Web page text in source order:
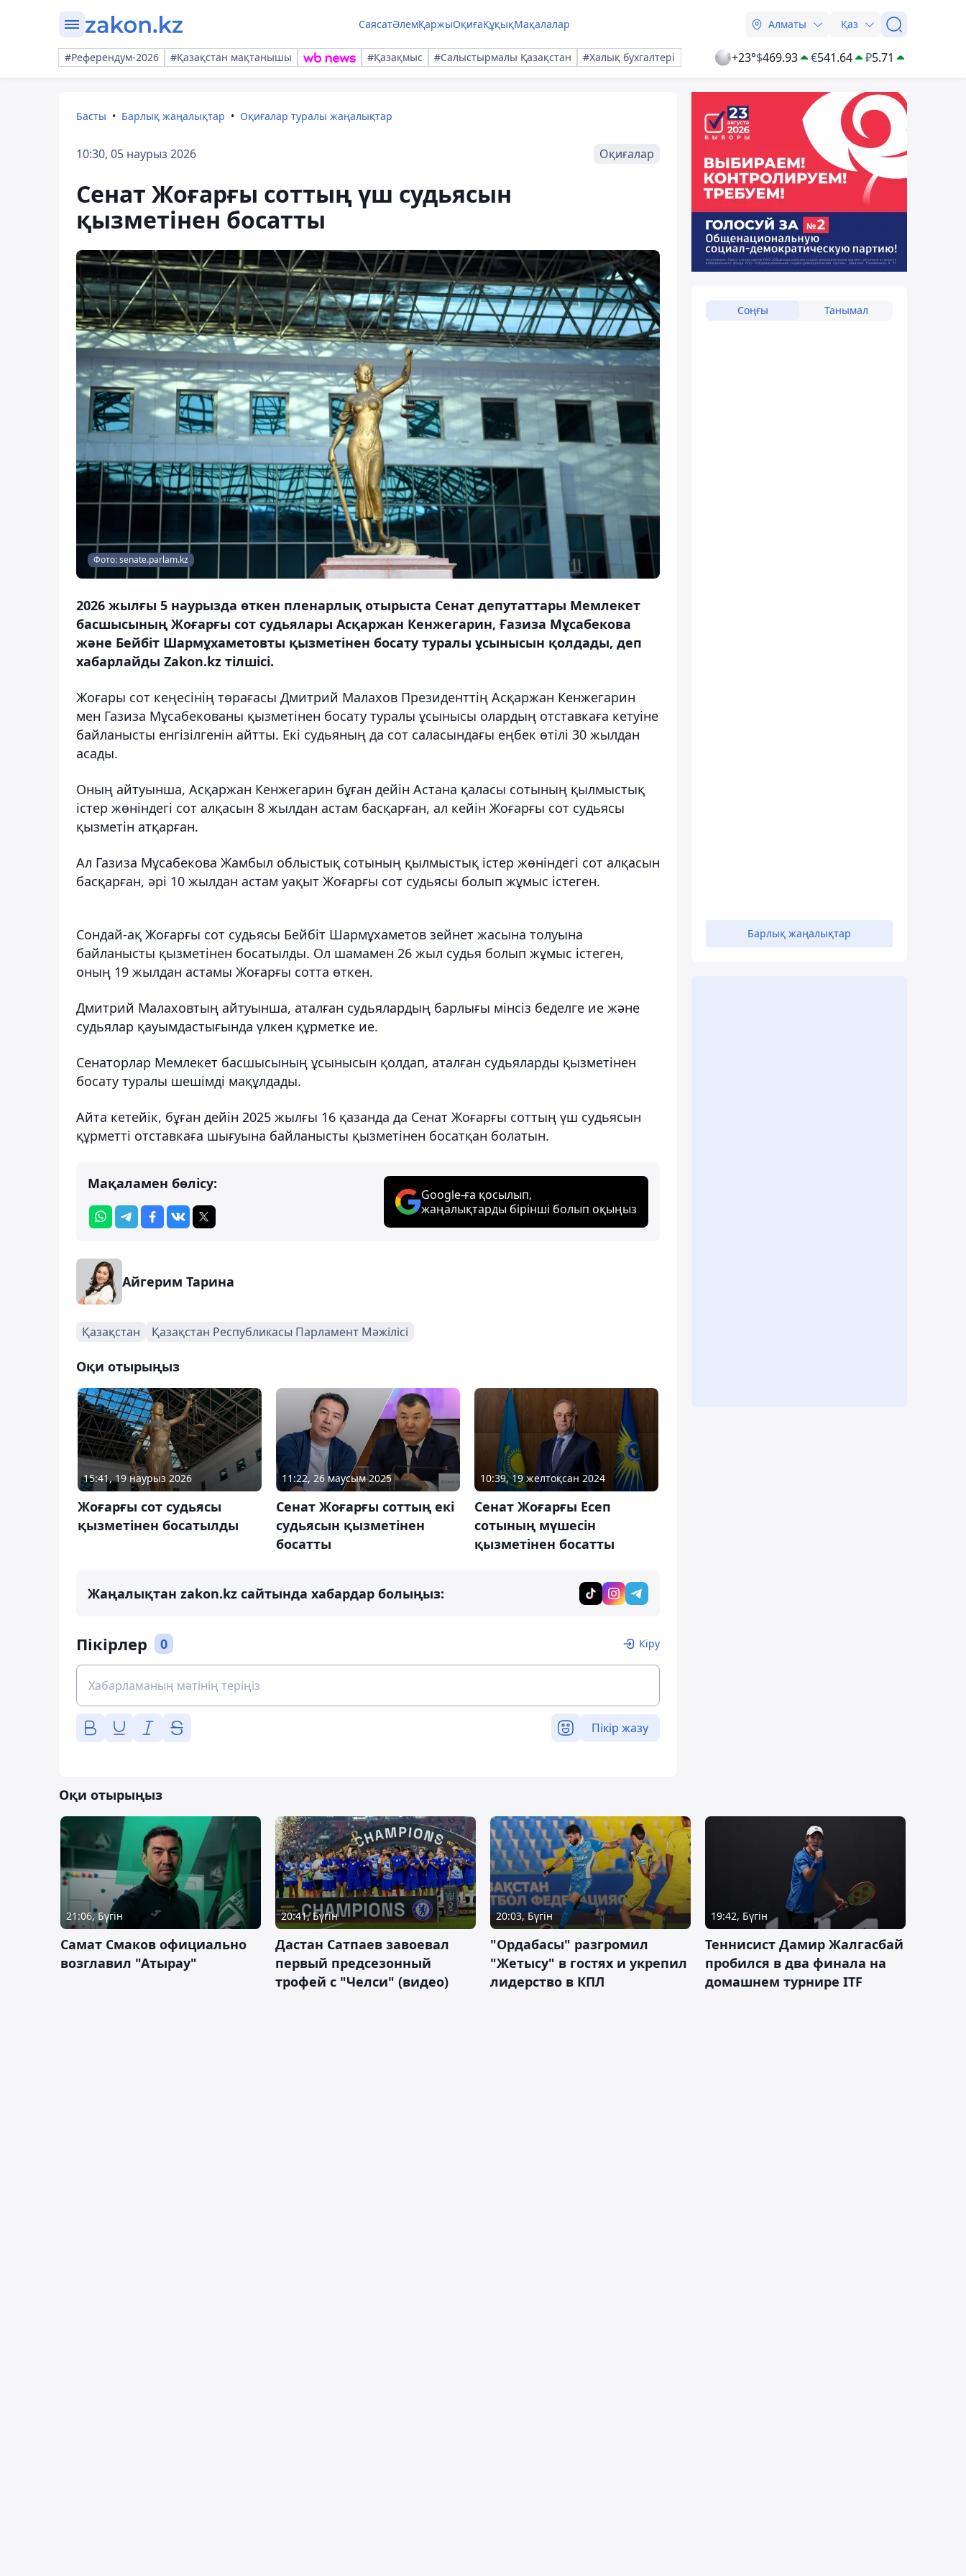
СаясатӘлемҚаржыОқиғаҚұқықМақалалар Алматы Қаз
#Референдум-2026 #Қазақстан мақтанышы #Қазақмыс #Салыстырмалы Қазақстан #Халық бухгалтері +23°$469.93 €541.64 ₽5.71
Басты Барлық жаңалықтар Оқиғалар туралы жаңалықтар
10:30, 05 наурыз 2026 Оқиғалар
Сенат Жоғарғы соттың үш судьясын
қызметінен босатты
Фото: senate.parlam.kz
2026 жылғы 5 наурызда өткен пленарлық отырыста Сенат депутаттары Мемлекет
басшысының Жоғарғы сот судьялары Асқаржан Кенжегарин, Ғазиза Мұсабекова
және Бейбіт Шармұхаметовты қызметінен босату туралы ұсынысын қолдады, деп
хабарлайды Zakon.kz тілшісі.
Жоғары сот кеңесінің төрағасы Дмитрий Малахов Президенттің Асқаржан Кенжегарин
мен Газиза Мұсабекованы қызметінен босату туралы ұсынысы олардың отставкаға кетуіне
байланысты енгізілгенін айтты. Екі судьяның да сот саласындағы еңбек өтілі 30 жылдан
асады.
Оның айтуынша, Асқаржан Кенжегарин бұған дейін Астана қаласы сотының қылмыстық
істер жөніндегі сот алқасын 8 жылдан астам басқарған, ал кейін Жоғарғы сот судьясы
қызметін атқарған.
Ал Газиза Мұсабекова Жамбыл облыстық сотының қылмыстық істер жөніндегі сот алқасын
басқарған, әрі 10 жылдан астам уақыт Жоғарғы сот судьясы болып жұмыс істеген.
Сондай-ақ Жоғарғы сот судьясы Бейбіт Шармұхаметов зейнет жасына толуына
байланысты қызметінен босатылды. Ол шамамен 26 жыл судья болып жұмыс істеген,
оның 19 жылдан астамы Жоғарғы сотта өткен.
Дмитрий Малаховтың айтуынша, аталған судьялардың барлығы мінсіз беделге ие және
судьялар қауымдастығында үлкен құрметке ие.
Сенаторлар Мемлекет басшысының ұсынысын қолдап, аталған судьяларды қызметінен
босату туралы шешімді мақұлдады.
Айта кетейік, бұған дейін 2025 жылғы 16 қазанда да Сенат Жоғарғы соттың үш судьясын
құрметті отставкаға шығуына байланысты қызметінен босатқан болатын.
Мақаламен бөлісу:
Google-ға қосылып,
жаңалықтарды бірінші болып оқыңыз
Айгерим Тарина
Қазақстан Қазақстан Республикасы Парламент Мәжілісі
Оқи отырыңыз
15:41, 19 наурыз 2026
Жоғарғы сот судьясы
қызметінен босатылды
11:22, 26 маусым 2025
Сенат Жоғарғы соттың екі
судьясын қызметінен
босатты
10:39, 19 желтоқсан 2024
Сенат Жоғарғы Есеп
сотының мүшесін
қызметінен босатты
Жаңалықтан zakon.kz сайтында хабардар болыңыз:
Пікірлер 0 Кіру
Пікір жазу
Соңғы Танымал
Барлық жаңалықтар
Оқи отырыңыз
21:06, Бүгін
Самат Смаков официально
возглавил "Атырау"
20:41, Бүгін
Дастан Сатпаев завоевал
первый предсезонный
трофей с "Челси" (видео)
20:03, Бүгін
"Ордабасы" разгромил
"Жетысу" в гостях и укрепил
лидерство в КПЛ
19:42, Бүгін
Теннисист Дамир Жалгасбай
пробился в два финала на
домашнем турнире ITF